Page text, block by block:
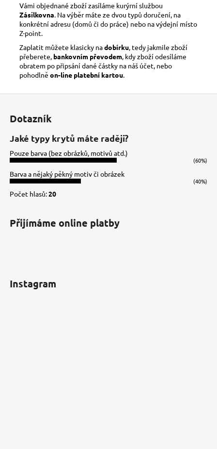
Vámi objednané zboží zasíláme kurýrní službou
Zásilkovna . Na výběr máte ze dvou typů doručení, na
konkrétní adresu (domů či do práce) nebo na výdejní místo
Z-point.
Zaplatit můžete klasicky nadobírku , tedy jakmile zboží
přeberete, bankovním převodem , kdy zboží odesíláme
obratem po připsání dané částky na náš účet, nebo
pohodlně on-line platební kartou
Dotazník
Jaké typy krytů máte raději?
Pouze barva (bez obrázků, motivů atd.)
(60%)
Barva a nějaký pěkný motiv či obrázek
(40%)
Počet hlasů:20
Přijímáme online platby
Instagram